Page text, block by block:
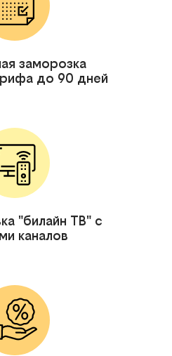
заморозка
до 90 дней
"билайн ТВ" с
каналов